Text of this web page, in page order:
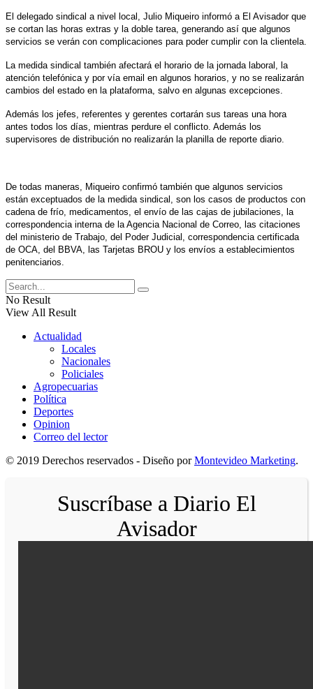
El delegado sindical a nivel local, Julio Miqueiro informó a El Avisador que
se cortan las horas extras y la doble tarea, generando así que algunos
servicios se verán con complicaciones para poder cumplir con la clientela.
La medida sindical también afectará el horario de la jornada laboral, la
atención telefónica y por vía email en algunos horarios, y no se realizarán
cambios del estado en la plataforma, salvo en algunas excepciones.
Además los jefes, referentes y gerentes cortarán sus tareas una hora
antes todos los días, mientras perdure el conflicto. Además los
supervisores de distribución no realizarán la planilla de reporte diario.
De todas maneras, Miqueiro confirmó también que algunos servicios
están exceptuados de la medida sindical, son los casos de productos con
cadena de frío, medicamentos, el envío de las cajas de jubilaciones, la
correspondencia interna de la Agencia Nacional de Correo, las citaciones
del ministerio de Trabajo, del Poder Judicial, correspondencia certificada
de OCA, del BBVA, las Tarjetas BROU y los envíos a establecimientos
penitenciarios.
No Result
View All Result
Actualidad
Locales
Nacionales
Policiales
Agropecuarias
Política
Deportes
Opinion
Correo del lector
© 2019 Derechos reservados - Diseño porMontevideo Marketing.
Suscríbase a Diario El
Avisador